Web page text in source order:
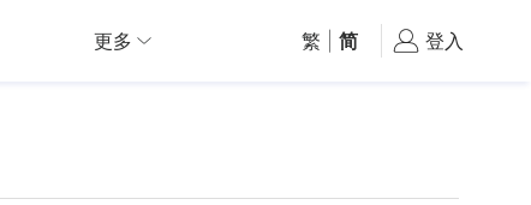
更多 繁 简 登入